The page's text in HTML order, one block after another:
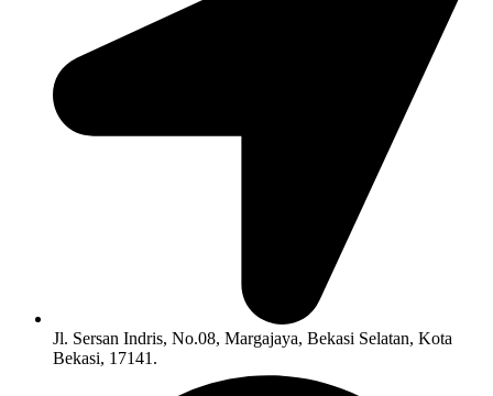
Jl. Sersan Indris, No.08, Margajaya, Bekasi Selatan, Kota
Bekasi, 17141.